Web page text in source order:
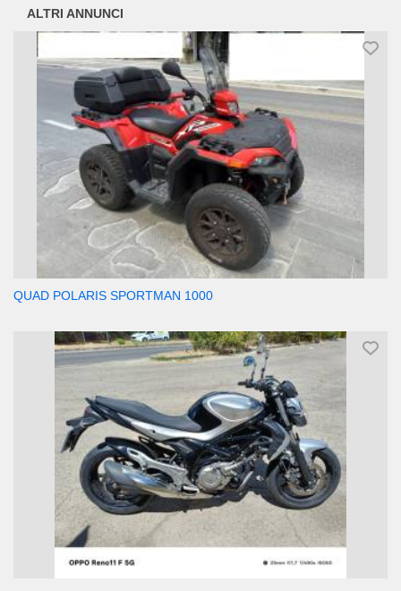
ALTRI ANNUNCI
QUAD POLARIS SPORTMAN 1000